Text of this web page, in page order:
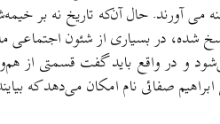
حال آن‌که تاریخ نه بر
شده، در بسیاری از شئون
و در واقع باید گفت قسمتی از
صفائی نام امکان می‌دهد که بیایند